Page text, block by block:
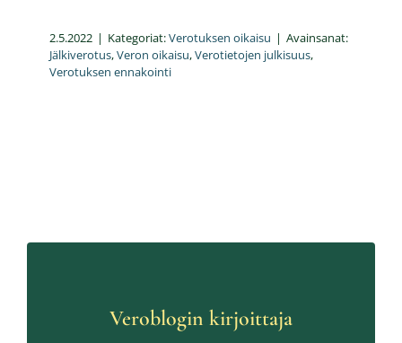
2.5.2022 | Kategoriat:Verotuksen oikaisu | Avainsanat:
Jälkiverotus,Veron oikaisu,Verotietojen julkisuus,
Verotuksen ennakointi
Veroblogin kirjoittaja